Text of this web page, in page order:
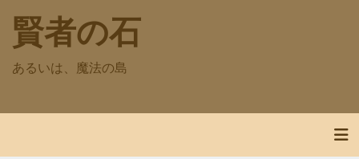
content
賢者の石
あるいは、魔法の島